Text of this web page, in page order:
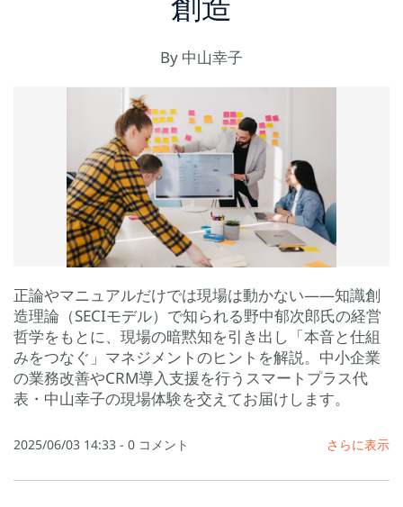
By 中山幸子
正論やマニュアルだけでは現場は動かない――知識創
造理論（SECIモデル）で知られる野中郁次郎氏の経営
哲学をもとに、現場の暗黙知を引き出し「本音と仕組
みをつなぐ」マネジメントのヒントを解説。中小企業
の業務改善やCRM導入支援を行うスマートプラス代
表・中山幸子の現場体験を交えてお届けします。
2025/06/03 14:33 - 0 コメント さらに表示